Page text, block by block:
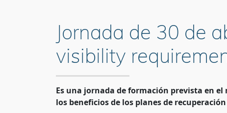
Jornada de 30 de
visibility
Es una jornada de formación prevista en el
los beneficios de los planes de